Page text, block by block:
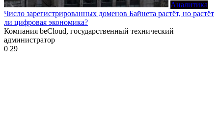
Аналитика
Число зарегистрированных доменов Байнета растёт, но растёт
ли цифровая экономика?
Компания beCloud, государственный технический
администратор
0 29